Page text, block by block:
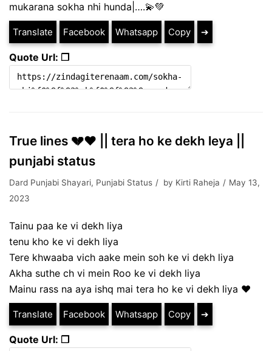
mukarana sokha nhi hunda|….💫💚
Translate Facebook Whatsapp Copy ➔
Quote Url: ❐
True lines 💔♥️ || tera ho ke dekh leya ||
punjabi status
Dard Punjabi Shayari, Punjabi Status by Kirti Raheja
May 13,
2023
Tainu paa ke vi dekh liya
tenu kho ke vi dekh liya
Tere khwaaba vich aake mein soh ke vi dekh liya
Akha suthe ch vi mein Roo ke vi dekh liya
Mainu rass na aya ishq mai tera ho ke vi dekh liya ♥️
Translate Facebook Whatsapp Copy ➔
Quote Url: ❐